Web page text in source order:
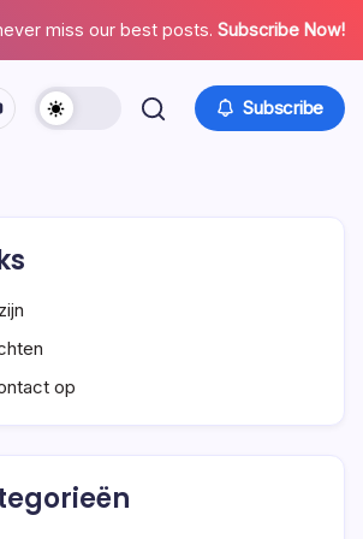
miss our best posts. Subscribe Now!
youtube.com/ Subscribe
op